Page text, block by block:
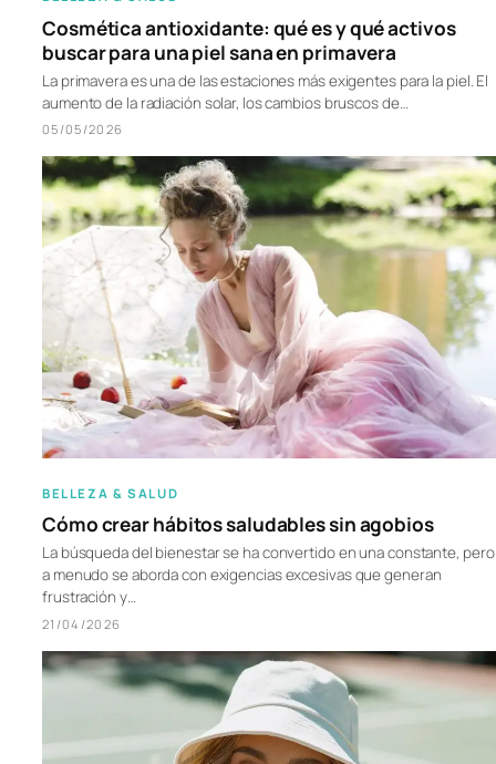
Cosmética antioxidante: qué es y qué activos
buscar para una piel sana en primavera
La primavera es una de las estaciones más exigentes para la piel. El
aumento de la radiación solar, los cambios bruscos de…
05/05/2026
BELLEZA & SALUD
Cómo crear hábitos saludables sin agobios
La búsqueda del bienestar se ha convertido en una constante, pero
a menudo se aborda con exigencias excesivas que generan
frustración y…
21/04/2026